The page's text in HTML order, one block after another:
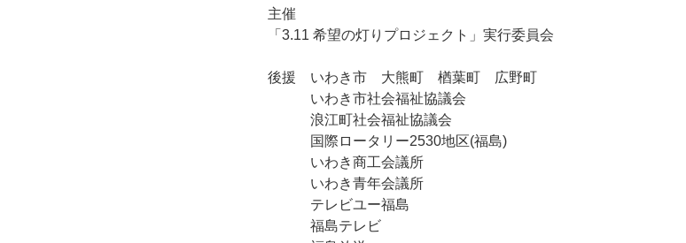
主催
「3.11 希望の灯りプロジェクト」実行委員会
後援 いわき市 大熊町 楢葉町 広野町
いわき市社会福祉協議会
浪江町社会福祉協議会
国際ロータリー2530地区(福島)
いわき商工会議所
いわき青年会議所
テレビユー福島
福島テレビ